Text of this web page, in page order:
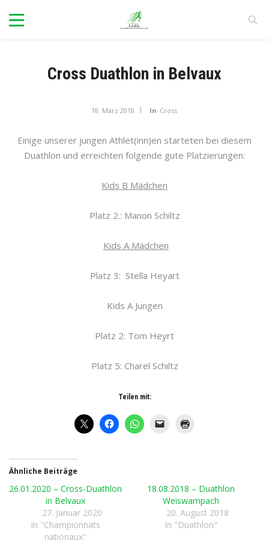
Cross Duathlon in Belvaux
18. März 2018 In Cross
Einige unserer jungen Athlet(inn)en starteten bei diesem
Duathlon und erreichten folgende gute Platzierungen:
Kids B Mädchen
Platz 2.: Manon Schiltz
Kids A Mädchen
Platz 3: Stella Heyart
Kids A Jungen
Platz 2: Tom Heyrt
Platz 5: Charel Schiltz
Teilen mit:
Ähnliche Beiträge
26.01.2020 – Cross-Duathlon
in Belvaux
27. Januar 2020
In "Championnats
nationaux"
18.08.2018 – Duathlon
Weiswampach
20. August 2018
In "Duathlon"